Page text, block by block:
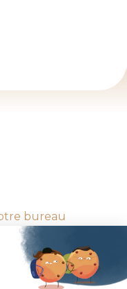
bureau